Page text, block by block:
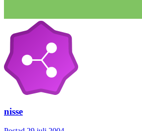
nisse